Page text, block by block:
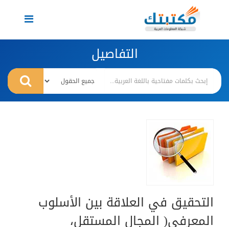
Toggle
navigation
التفاصيل
التحقيق في العلاقة بين الأسلوب
المعرفي( المجال المستقل،